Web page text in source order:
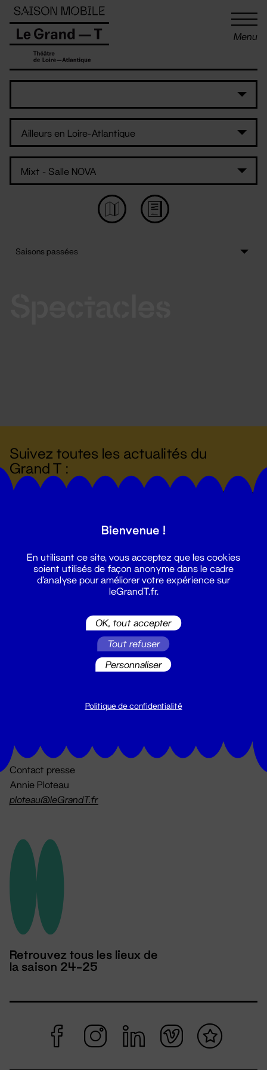
Menu
Suivez toutes les actualités du
Grand T :
billetterie@leGrandT.fr
Du lundi au vendredi 14h → 18h
Contact presse
Annie Ploteau
ploteau@leGrandT.fr
Retrouvez tous les lieux de
la saison 24-25
Panneau de gestion des cookies
Bienvenue !
En utilisant ce site, vous acceptez que les cookies
soient utilisés de façon anonyme dans le cadre
d'analyse pour améliorer votre expérience sur
leGrandT.fr.
OK, tout accepter
Tout refuser
Personnaliser
Politique de confidentialité